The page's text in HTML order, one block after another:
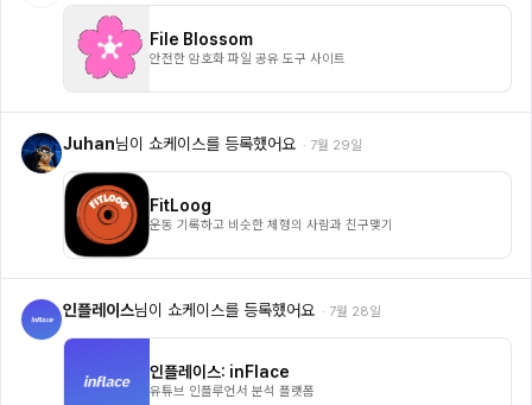
File Blossom
안전한 암호화 파일 공유 도구 사이트
Juhan님이 쇼케이스를 등록했어요 · 7월 29일
FitLoog
운동 기록하고 비슷한 체형의 사람과 친구맺기
인플레이스님이 쇼케이스를 등록했어요 · 7월 28일
인플레이스: inFlace
유튜브 인플루언서 분석 플랫폼